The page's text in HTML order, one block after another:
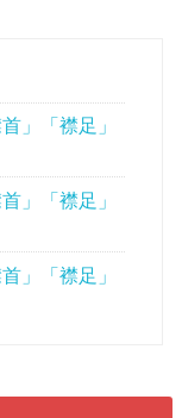
」「襟足」
」「襟足」
」「襟足」